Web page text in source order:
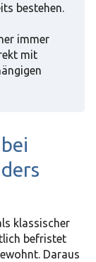
bestehen.
immer
mit
klassischer
befristet
Daraus